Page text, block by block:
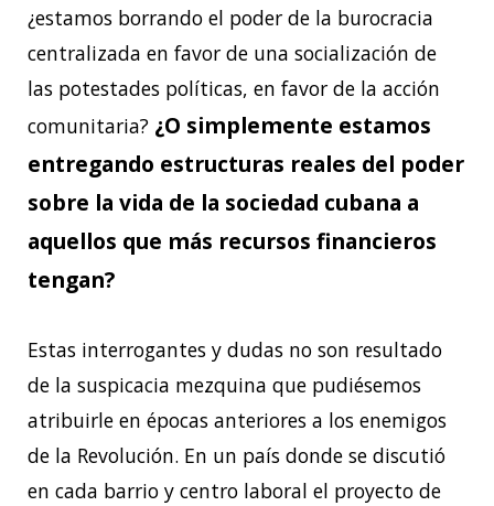
¿estamos borrando el poder de la burocracia
centralizada en favor de una socialización de
las potestades políticas, en favor de la acción
comunitaria? ¿O simplemente estamos
entregando estructuras reales del poder
sobre la vida de la sociedad cubana a
aquellos que más recursos financieros
tengan?
Estas interrogantes y dudas no son resultado
de la suspicacia mezquina que pudiésemos
atribuirle en épocas anteriores a los enemigos
de la Revolución. En un país donde se discutió
en cada barrio y centro laboral el proyecto de